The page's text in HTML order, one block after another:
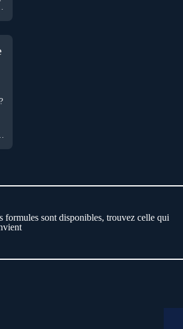
formules sont disponibles, trouvez celle qui